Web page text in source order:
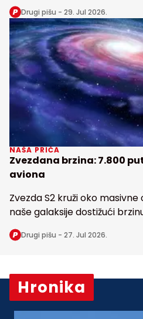
snabdeva fosforom najveću
Zemlji
Drugi pišu - 29. Jul 2026.
NAŠA PRIČA
Zvezdana brzina: 7.800
aviona
Zvezda S2 kruži oko masivne crne
naše galaksije dostižući
sekundi
Drugi pišu - 27. Jul 2026.
Hronika
Vidi sve